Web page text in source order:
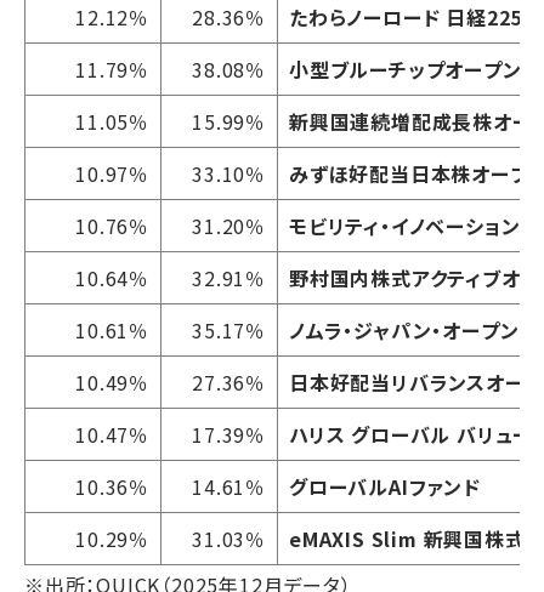
12.12％
28.36％
たわらノーロード 日経225
11.79％
38.08％
小型ブルーチップオープン
11.05％
15.99％
新興国連続増配成長株オー
10.97％
33.10％
みずほ好配当日本株オープ
10.76％
31.20％
モビリティ・イノベーション・
10.64％
32.91％
野村国内株式アクティブオ
10.61％
35.17％
ノムラ・ジャパン・オープン
10.49％
27.36％
日本好配当リバランスオー
10.47％
17.39％
ハリス グローバル バリュー
10.36％
14.61％
グローバルAIファンド
10.29％
31.03％
eMAXIS Slim 新興国株式イ
※出所：QUICK（2025年12月データ）